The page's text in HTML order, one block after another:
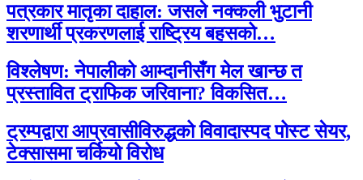
पत्रकार मातृका दाहाल: जसले नक्कली भुटानी
शरणार्थी प्रकरणलाई राष्ट्रिय बहसको…
विश्लेषण: नेपालीको आम्दानीसँग मेल खान्छ त
प्रस्तावित ट्राफिक जरिवाना? विकसित…
ट्रम्पद्वारा आप्रवासीविरुद्धको विवादास्पद पोस्ट सेयर,
टेक्सासमा चर्कियो विरोध